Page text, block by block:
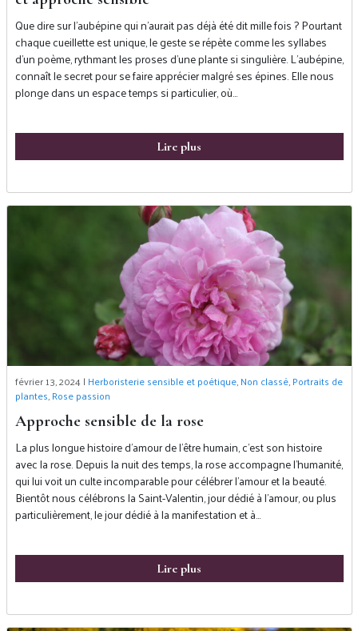
Que dire sur l’aubépine qui n’aurait pas déjà été dit mille fois ? Pourtant
chaque cueillette est unique, le geste se répète comme les syllabes
d’un poème, rythmant les proses d’une plante si singulière. L’aubépine,
connaît le secret pour se faire apprécier malgré ses épines. Elle nous
plonge dans un espace temps si particulier, où…
Lire plus
février 13, 2024 | Herboristerie sensible et poétique,Non classé,Portraits de
plantes,Rose passion
Approche sensible de la rose
La plus longue histoire d’amour de l’être humain, c’est son histoire
avec la rose. Depuis la nuit des temps, la rose accompagne l’humanité,
qui lui voit un culte incomparable pour célébrer l’amour et la beauté.
Bientôt nous célébrons la Saint-Valentin, jour dédié à l’amour, ou plus
particulièrement, le jour dédié à la manifestation et à…
Lire plus